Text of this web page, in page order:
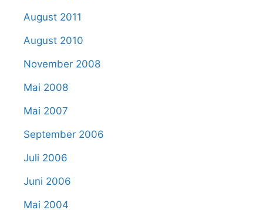
August 2011
August 2010
November 2008
Mai 2008
Mai 2007
September 2006
Juli 2006
Juni 2006
Mai 2004